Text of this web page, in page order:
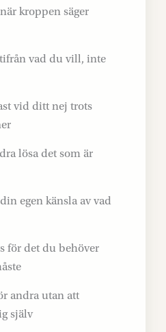
kroppen säger
vad du vill, inte
vid ditt nej trots
lösa det som är
egen känsla av vad
för det du behöver
andra utan att
själv